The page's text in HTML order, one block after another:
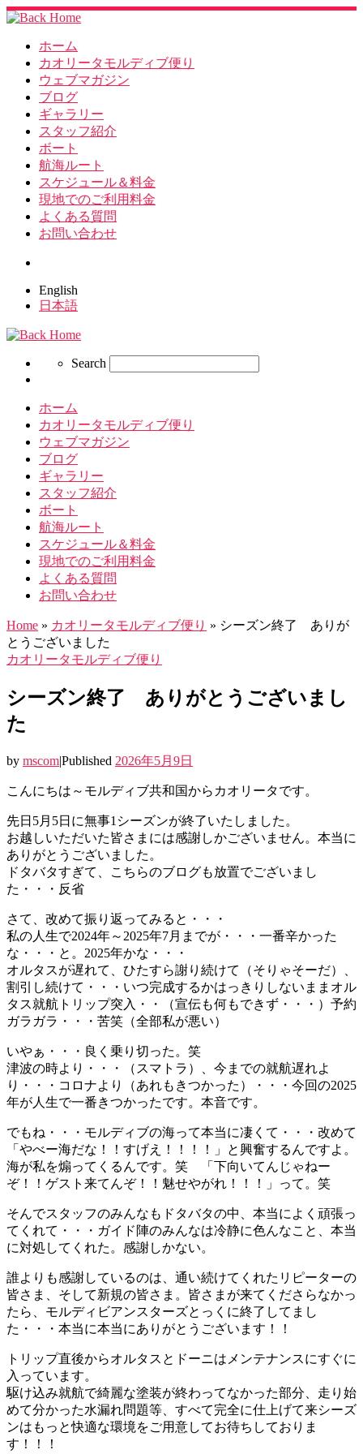
ホーム
カオリータモルディブ便り
ウェブマガジン
ブログ
ギャラリー
スタッフ紹介
ボート
航海ルート
スケジュール＆料金
現地でのご利用料金
よくある質問
お問い合わせ
English
日本語
SearchSearch
ホーム
カオリータモルディブ便り
ウェブマガジン
ブログ
ギャラリー
スタッフ紹介
ボート
航海ルート
スケジュール＆料金
現地でのご利用料金
よくある質問
お問い合わせ
Home » カオリータモルディブ便り » シーズン終了 ありが
とうございました
カオリータモルディブ便り
シーズン終了 ありがとうございまし
た
by mscom|Published 2026年5月9日
こんにちは～モルディブ共和国からカオリータです。
先日5月5日に無事1シーズンが終了いたしました。
お越しいただいた皆さまには感謝しかございません。本当に
ありがとうございました。
ドタバタすぎて、こちらのブログも放置でございまし
た・・・反省
さて、改めて振り返ってみると・・・
私の人生で2024年～2025年7月までが・・・一番辛かった
な・・・と。2025年かな・・・
オルタスが遅れて、ひたすら謝り続けて（そりゃそーだ）、
割引し続けて・・・いつ完成するかはっきりしないままオル
タス就航トリップ突入・・（宣伝も何もできず・・・）予約
ガラガラ・・・苦笑（全部私が悪い）
いやぁ・・・良く乗り切った。笑
津波の時より・・・（スマトラ）、今までの就航遅れよ
り・・・コロナより（あれもきつかった）・・・今回の2025
年が人生で一番きつかったです。本音です。
でもね・・・モルディブの海って本当に凄くて・・・改めて
「やべー海だな！！すげえ！！！！」と興奮するんですよ。
海が私を煽ってくるんです。笑 「下向いてんじゃねー
ぞ！！ゲスト来てんぞ！！魅せやがれ！！！」って。笑
そんでスタッフのみんなもドタバタの中、本当によく頑張っ
てくれて・・・ガイド陣のみんなは冷静に色んなこと、本当
に対処してくれた。感謝しかない。
誰よりも感謝しているのは、通い続けてくれたリピーターの
皆さま、そして新規の皆さま。皆さまが来てくださらなかっ
たら、モルディビアンスターズとっくに終了してまし
た・・・本当に本当にありがとうございます！！
トリップ直後からオルタスとドーニはメンテナンスにすぐに
入っています。
駆け込み就航で綺麗な塗装が終わってなかった部分、走り始
めて分かった水漏れ問題等、すべて完全に仕上げて来シーズ
ンはもっと快適な環境をご用意してお待ちしておりま
す！！！